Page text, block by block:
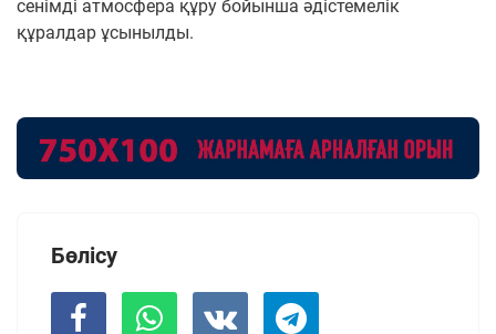
сенімді атмосфера құру бойынша әдістемелік
құралдар ұсынылды.
Бөлісу